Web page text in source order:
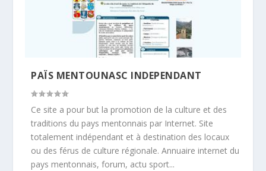
PAÏS MENTOUNASC INDEPENDANT
Ce site a pour but la promotion de la culture et des
traditions du pays mentonnais par Internet. Site
totalement indépendant et à destination des locaux
ou des férus de culture régionale. Annuaire internet du
pays mentonnais, forum, actu sport...